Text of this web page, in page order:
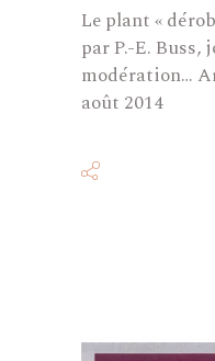
Le plant «
par P.-E.
modération…
août 2014